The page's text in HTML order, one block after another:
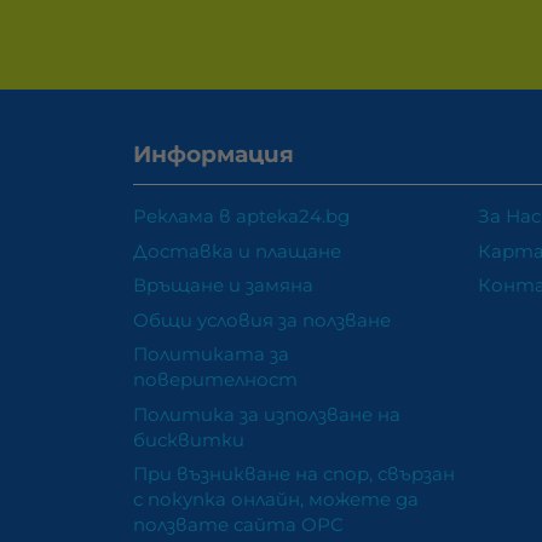
Информация
Реклама в apteka24.bg
Доставка и плащане
Връщане и замяна
Общи условия за ползване
Политиката за
поверителност
Политика за използване на
бисквитки
При възникване на спор, свързан
с покупка онлайн, можете да
ползвате сайта ОРС
За Нас